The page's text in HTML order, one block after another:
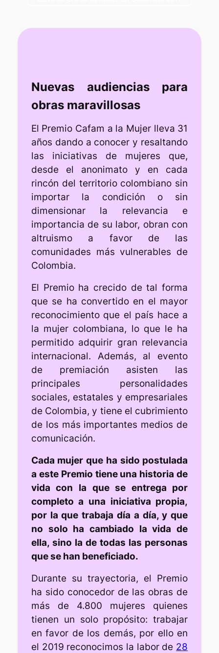
Nuevas audiencias para
obras maravillosas
El Premio Cafam a la Mujer lleva 31
años dando a conocer y resaltando
las iniciativas de mujeres que,
desde el anonimato y en cada
rincón del territorio colombiano sin
importar la condición o sin
dimensionar la relevancia e
importancia de su labor, obran con
altruismo a favor de las
comunidades más vulnerables de
Colombia.
El Premio ha crecido de tal forma
que se ha convertido en el mayor
reconocimiento que el país hace a
la mujer colombiana, lo que le ha
permitido adquirir gran relevancia
internacional. Además, al evento
de premiación asisten las
principales personalidades
sociales, estatales y empresariales
de Colombia, y tiene el cubrimiento
de los más importantes medios de
comunicación.
Cada mujer que ha sido postulada
a este Premio tiene una historia de
vida con la que se entrega por
completo a una iniciativa propia,
por la que trabaja día a día, y que
no solo ha cambiado la vida de
ella, sino la de todas las personas
que se han beneficiado.
Durante su trayectoria, el Premio
ha sido conocedor de las obras de
más de 4.800 mujeres quienes
tienen un solo propósito: trabajar
en favor de los demás, por ello en
el 2019 reconocimos la labor de 28